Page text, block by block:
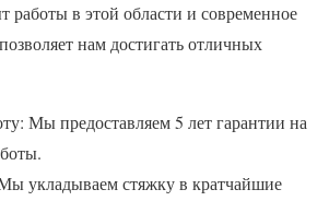
работы в этой области и современное
нам достигать отличных
Мы предоставляем 5 лет гарантии на
укладываем стяжку в кратчайшие